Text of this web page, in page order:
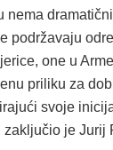
nema
podržavaju
one u
priliku za
svoje
zaključio je Jurij